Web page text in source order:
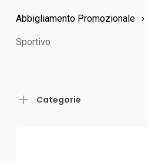
Abbigliamento Promozionale
Sportivo
Categorie